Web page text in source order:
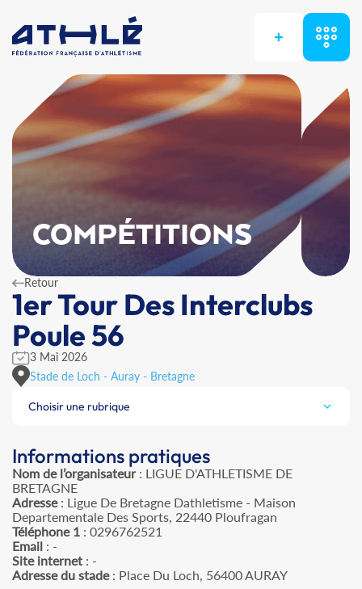
+
COMPÉTITIONS
Retour
1er Tour Des Interclubs
Poule 56
3 Mai 2026
Stade de Loch - Auray - Bretagne
Choisir une rubrique
Informations pratiques
Nom de l’organisateur: LIGUE D'ATHLETISME DE
BRETAGNE
Adresse: Ligue De Bretagne Dathletisme - Maison
Departementale Des Sports, 22440 Ploufragan
Téléphone 1 : 0296762521
Email : -
Site internet : -
Adresse du stade: Place Du Loch, 56400 AURAY